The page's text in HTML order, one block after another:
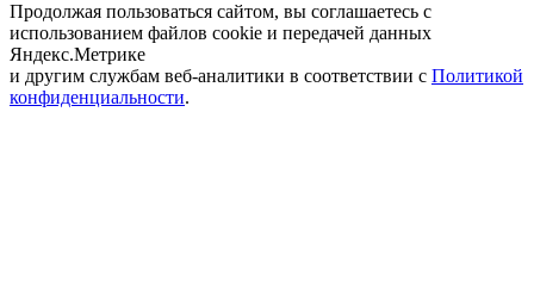
Продолжая пользоваться сайтом, вы соглашаетесь с
использованием файлов cookie и передачей данных
Яндекс.Метрике
и другим службам веб-аналитики в соответствии с Политикой
конфиденциальности.